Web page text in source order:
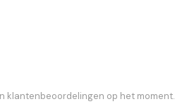
klantenbeoordelingen op het moment.